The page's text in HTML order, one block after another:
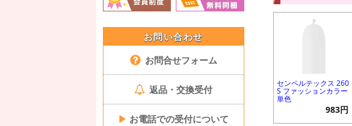
お問い合わせ
お問合せフォーム
返品・交換受付
▶ お電話での受付について
センペルテックス 260
S ファッションカラー
単色
983円